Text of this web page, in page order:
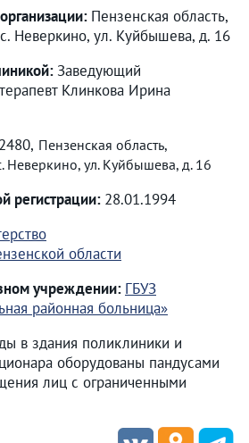
Пензенская область,
Неверкино, ул. Куйбышева, д. 16
Заведующий
Клинкова Ирина
Пензенская область,
Неверкино, ул. Куйбышева, д. 16
регистрации: 28.01.1994
области
учреждении: ГБУЗ
районная больница»
в здания поликлиники и
оборудованы пандусами
лиц с ограниченными